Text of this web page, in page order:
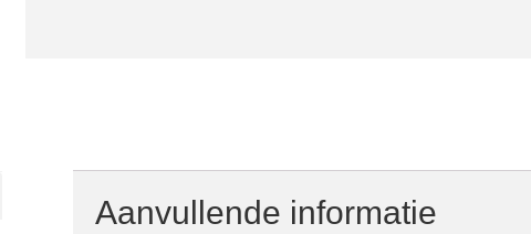
Aanvullende informatie